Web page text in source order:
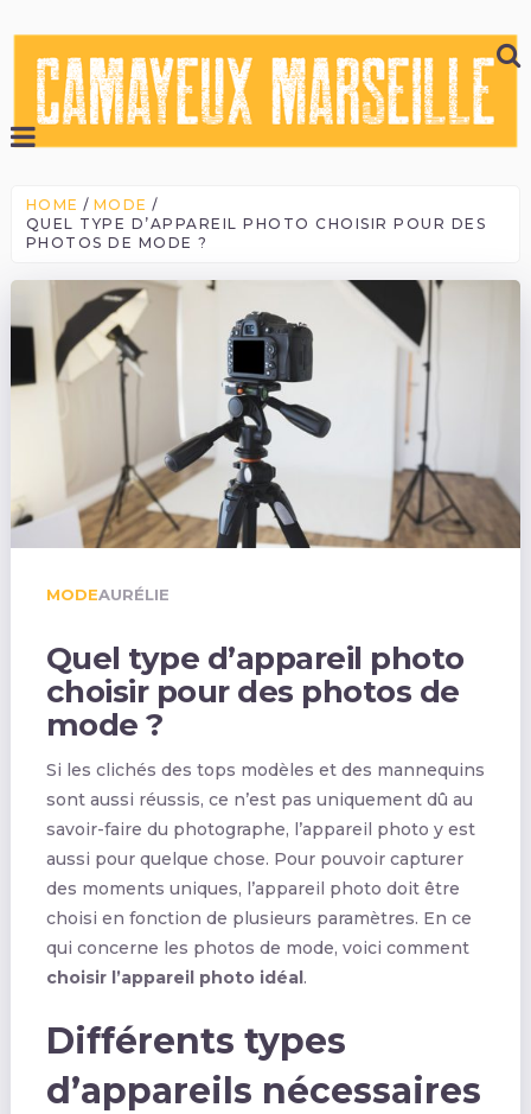
HOME
MODE
QUEL TYPE D’APPAREIL PHOTO CHOISIR POUR DES
PHOTOS DE MODE ?
MODEAURÉLIE
Quel type d’appareil photo
choisir pour des photos de
mode ?
Si les clichés des tops modèles et des mannequins
sont aussi réussis, ce n’est pas uniquement dû au
savoir-faire du photographe, l’appareil photo y est
aussi pour quelque chose. Pour pouvoir capturer
des moments uniques, l’appareil photo doit être
choisi en fonction de plusieurs paramètres. En ce
qui concerne les photos de mode, voici comment
choisir l’appareil photo idéal.
Différents types
d’appareils nécessaires